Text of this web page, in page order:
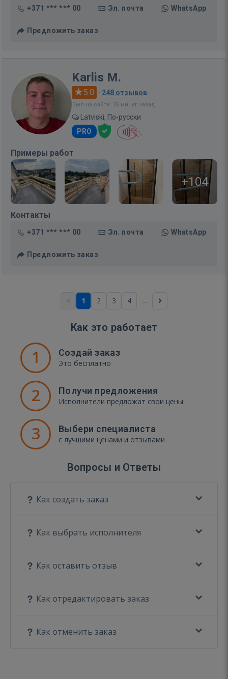
+371 *** *** 00 Эл. почта WhatsApp
Предложить заказ
Karlis M.
5.0 · 248 отзывов
Был на сайте: 26 минут назад
Latviski, По-русски
PRO
Примеры работ
+104
Контакты
+371 *** *** 00 Эл. почта WhatsApp
Предложить заказ
1 2 3 4 ...
Как это работает
1 Создай заказ
Это бесплатно
2 Получи предложения
Исполнители предложат свои цены
3 Выбери специалиста
с лучшими ценами и отзывами
Вопросы и Ответы
Как создать заказ
Как выбрать исполнителя
Как оставить отзыв
Как отредактировать заказ
Как отменить заказ